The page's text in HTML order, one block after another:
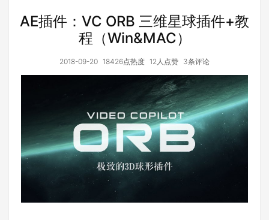
AE插件：VC ORB 三维星球插件+教
程（Win&MAC）
2018-09-20 18426点热度 12人点赞 3条评论